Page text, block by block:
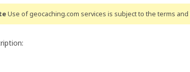
Use of geocaching.com services is subject to the terms